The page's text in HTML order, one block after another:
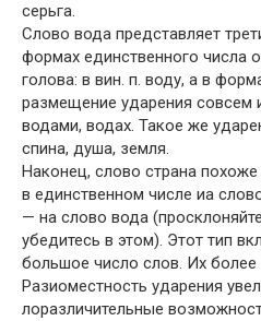
серьга.
Слово вода представляет
формах единственного числа
голова: в вин. п. воду, а в
размещение ударения совсем
водами, водах. Такое же
спина, душа, земля.
Наконец, слово страна
в единственном числе иа
— на слово вода
убедитесь в этом). Этот тип
большое число слов. Их более
Разиоместность ударения
лоразличительные